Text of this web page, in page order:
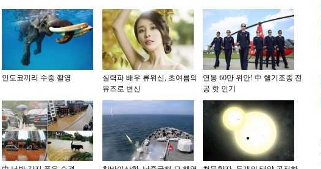
인도코끼리 수중 촬영
실력파 배우 류위신, 초여름의
뮤즈로 변신
연봉 60만 위안! 中 헬기조종 전
공 핫 인기